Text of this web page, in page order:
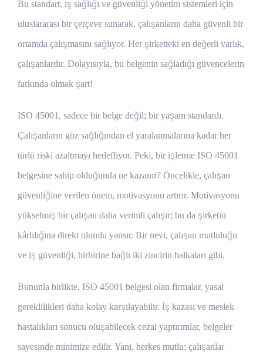
Bu standart, iş sağlığı ve güvenliği yönetim sistemleri için
uluslararası bir çerçeve sunarak, çalışanların daha güvenli bir
ortamda çalışmasını sağlıyor. Her şirketteki en değerli varlık,
çalışanlardır. Dolayısıyla, bu belgenin sağladığı güvencelerin
farkında olmak şart!
ISO 45001, sadece bir belge değil; bir yaşam standardı.
Çalışanların göz sağlığından el yaralanmalarına kadar her
türlü riski azaltmayı hedefliyor. Peki, bir işletme ISO 45001
belgesine sahip olduğunda ne kazanır? Öncelikle, çalışan
güvenliğine verilen önem, motivasyonu artırır. Motivasyonu
yükselmiş bir çalışan daha verimli çalışır; bu da şirketin
kârlılığına direkt olumlu yansır. Bir nevi, çalışan mutluluğu
ve iş güvenliği, birbirine bağlı iki zincirin halkaları gibi.
Bununla birlikte, ISO 45001 belgesi olan firmalar, yasal
gereklilikleri daha kolay karşılayabilir. İş kazası ve meslek
hastalıkları sonucu oluşabilecek cezai yaptırımlar, belgeler
sayesinde minimize edilir. Yani, herkes mutlu; çalışanlar